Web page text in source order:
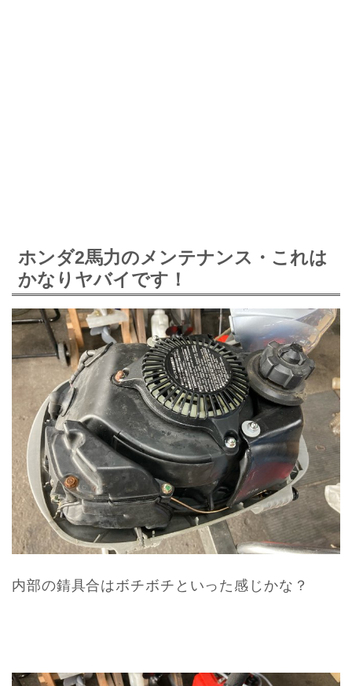
ホンダ2馬力のメンテナンス・これは
かなりヤバイです！
内部の錆具合はボチボチといった感じかな？